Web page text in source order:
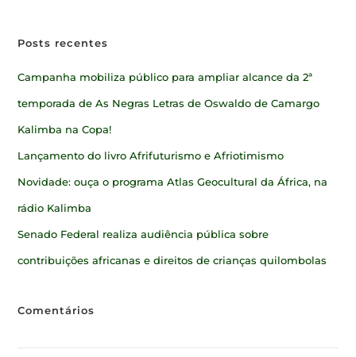
Posts recentes
Campanha mobiliza público para ampliar alcance da 2ª
temporada de As Negras Letras de Oswaldo de Camargo
Kalimba na Copa!
Lançamento do livro Afrifuturismo e Afriotimismo
Novidade: ouça o programa Atlas Geocultural da África, na
rádio Kalimba
Senado Federal realiza audiência pública sobre
contribuições africanas e direitos de crianças quilombolas
Comentários